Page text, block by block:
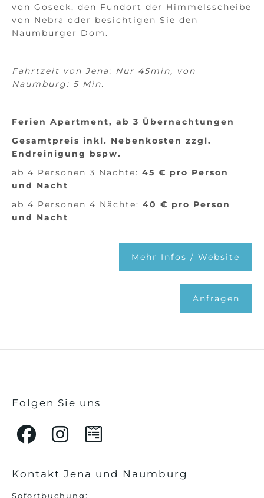
von Goseck, den Fundort der Himmelsscheibe
von Nebra oder besichtigen Sie den
Naumburger Dom.
Fahrtzeit von Jena: Nur 45min, von
Naumburg: 5 Min.
Ferien Apartment, ab 3 Übernachtungen
Gesamtpreis inkl. Nebenkosten zzgl.
Endreinigung bspw.
ab 4 Personen 3 Nächte: 45 € pro Person
und Nacht
ab 4 Personen 4 Nächte: 40 € pro Person
und Nacht
Mehr Infos / Website
Anfragen
Folgen Sie uns
Kontakt Jena und Naumburg
Sofortbuchung: